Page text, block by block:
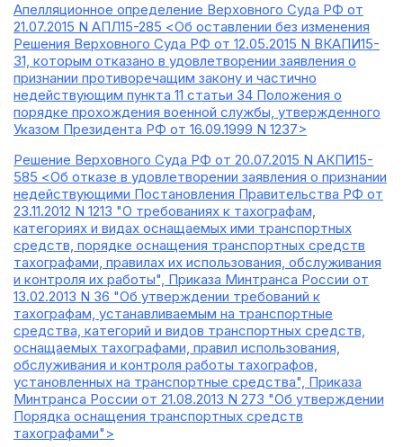
Апелляционное определение Верховного Суда РФ от
21.07.2015 N АПЛ15-285 <Об оставлении без изменения
Решения Верховного Суда РФ от 12.05.2015 N ВКАПИ15-
31, которым отказано в удовлетворении заявления о
признании противоречащим закону и частично
недействующим пункта 11 статьи 34 Положения о
порядке прохождения военной службы, утвержденного
Указом Президента РФ от 16.09.1999 N 1237>
Решение Верховного Суда РФ от 20.07.2015 N АКПИ15-
585 <Об отказе в удовлетворении заявления о признании
недействующими Постановления Правительства РФ от
23.11.2012 N 1213 "О требованиях к тахографам,
категориях и видах оснащаемых ими транспортных
средств, порядке оснащения транспортных средств
тахографами, правилах их использования, обслуживания
и контроля их работы", Приказа Минтранса России от
13.02.2013 N 36 "Об утверждении требований к
тахографам, устанавливаемым на транспортные
средства, категорий и видов транспортных средств,
оснащаемых тахографами, правил использования,
обслуживания и контроля работы тахографов,
установленных на транспортные средства", Приказа
Минтранса России от 21.08.2013 N 273 "Об утверждении
Порядка оснащения транспортных средств
тахографами">